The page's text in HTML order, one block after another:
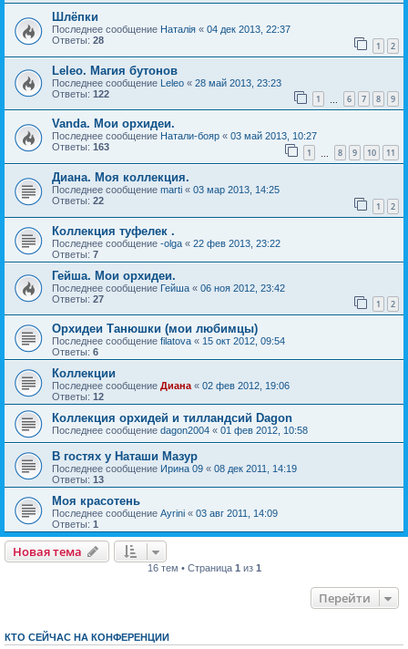
Шлёпки
Последнее сообщение Наталія « 04 дек 2013, 22:37
Ответы: 28 1 2
Leleo. Магия бутонов
Последнее сообщение Leleo « 28 май 2013, 23:23
Ответы: 122 1 6 7 8 9
Vanda. Мои орхидеи.
Последнее сообщение Натали-бояр « 03 май 2013, 10:27
Ответы: 163 1 8 9 10 11
Диана. Моя коллекция.
Последнее сообщение marti « 03 мар 2013, 14:25
Ответы: 22 1 2
Коллекция туфелек .
Последнее сообщение -olga « 22 фев 2013, 23:22
Ответы: 7
Гейша. Мои орхидеи.
Последнее сообщение Гейша « 06 ноя 2012, 23:42
Ответы: 27 1 2
Орхидеи Танюшки (мои любимцы)
Последнее сообщение filatova « 15 окт 2012, 09:54
Ответы: 6
Коллекции
Последнее сообщение Диана« 02 фев 2012, 19:06
Ответы: 12
Коллекция орхидей и тилландсий Dagon
Последнее сообщение dagon2004 « 01 фев 2012, 10:58
В гостях у Наташи Мазур
Последнее сообщение Ирина 09 « 08 дек 2011, 14:19
Ответы: 13
Моя красотень
Последнее сообщение Ayrini « 03 авг 2011, 14:09
Ответы: 1
Новая тема
16 тем • Страница 1из 1
Перейти
КТО СЕЙЧАС НА КОНФЕРЕНЦИИ